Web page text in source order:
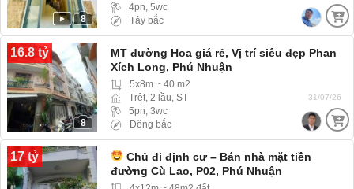
8
4pn, 5wc
Tây bắc
16.8 tỷ
8
MT đường Hoa giá rẻ, Vị trí siêu đẹp Phan
Xích Long, Phú Nhuận
5x8m ~ 40 m2
Trệt, 2 lầu, ST
5pn, 3wc
Đông bắc
31/07/26
17 tỷ
Chủ đi định cư – Bán nhà mặt tiền
đường Cù Lao, P02, Phú Nhuận